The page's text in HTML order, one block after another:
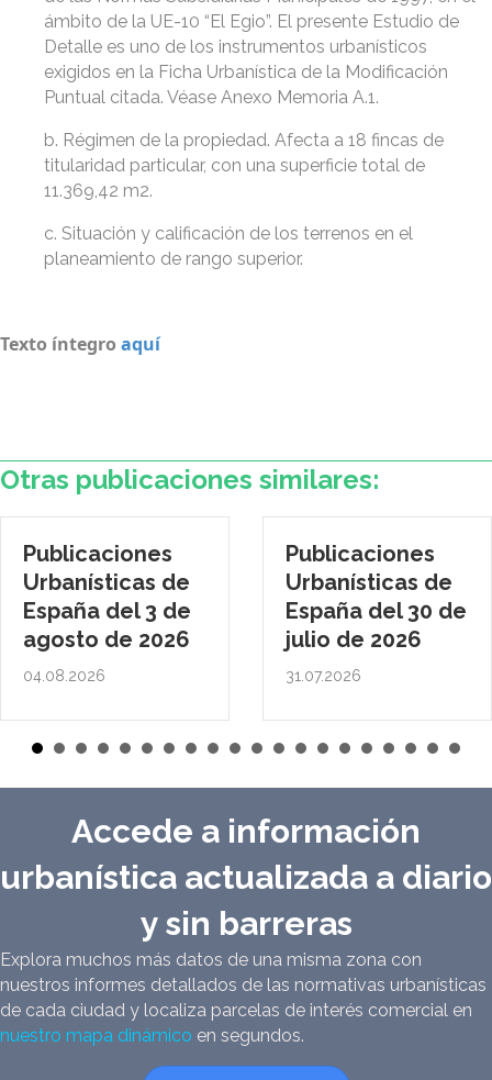
ámbito de la UE-10 “El Egio”. El presente Estudio de
Detalle es uno de los instrumentos urbanísticos
exigidos en la Ficha Urbanística de la Modificación
Puntual citada. Véase Anexo Memoria A.1.
b. Régimen de la propiedad. Afecta a 18 fincas de
titularidad particular, con una superficie total de
11.369,42 m2.
c. Situación y calificación de los terrenos en el
planeamiento de rango superior.
Texto íntegro aquí
Otras publicaciones similares:
Publicaciones
Urbanísticas de
España del 3 de
agosto de 2026
04.08.2026
Publicaciones
Urbanísticas de
España del 30 de
julio de 2026
31.07.2026
Accede a información
urbanística actualizada a diario
y sin barreras
Explora muchos más datos de una misma zona con
nuestros informes detallados de las normativas urbanísticas
de cada ciudad y localiza parcelas de interés comercial en
nuestro mapa dinámico en segundos.